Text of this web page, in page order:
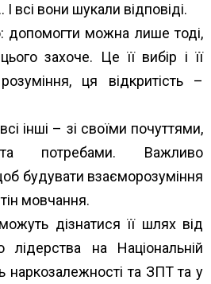
всі вони шукали відповіді.
допомогти можна лише тоді,
захоче. Це її вибір і її
ця відкритість –
інші – зі своїми почуттями,
потребами. Важливо
будувати взаєморозуміння
мовчання.
можуть дізнатися її шлях від
лідерства на Національній
наркозалежності та ЗПТ та у